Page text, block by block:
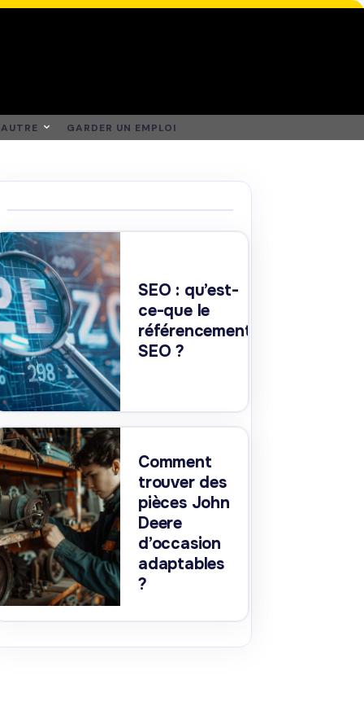
AUTRE GARDER UN EMPLOI
SEO : qu’est-
ce-que le
référencement
SEO ?
Comment
trouver des
pièces John
Deere
d’occasion
adaptables
?